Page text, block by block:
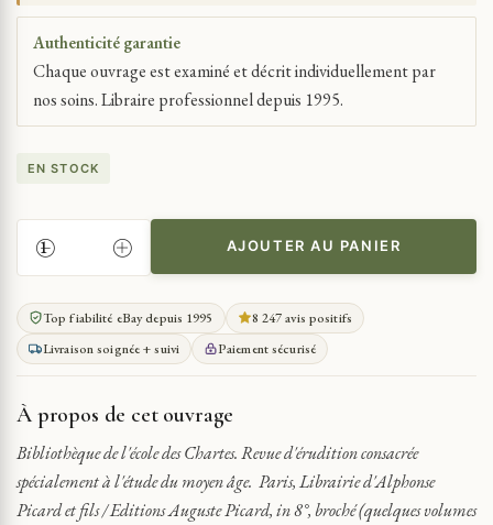
Authenticité garantie
Chaque ouvrage est examiné et décrit individuellement par
nos soins. Libraire professionnel depuis 1995.
EN STOCK
QUANTITÉ
DE
BIBLIOTHÈQUE
DE
L'ÉCOLE
DES
REVUE
D'ÉRUDITION
1919
AJOUTER AU PANIER
Top fiabilité eBay depuis 1995
8 247 avis positifs
Livraison soignée + suivi
Paiement sécurisé
À propos de cet ouvrage
Bibliothèque de l'école des Chartes. Revue d'érudition consacrée
spécialement à l'étude du moyen âge. Paris, Librairie d'Alphonse
Picard et fils / Editions Auguste Picard, in 8°, broché (quelques volumes